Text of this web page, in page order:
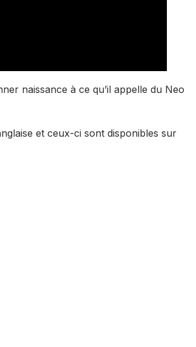
naissance à ce qu’il appelle du Neo
et ceux-ci sont disponibles sur